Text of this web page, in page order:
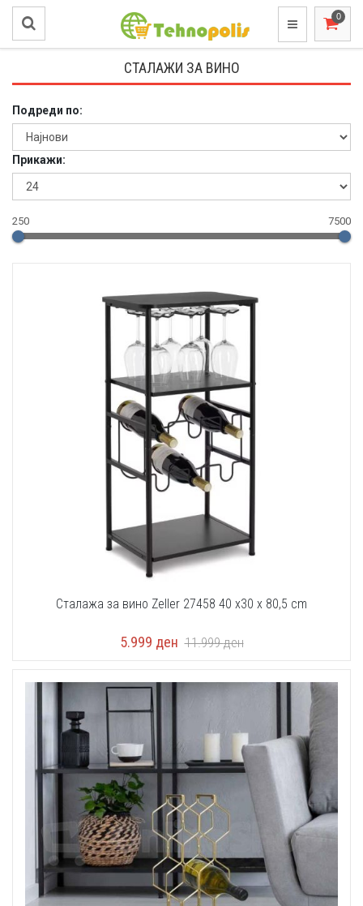
СТАЛАЖИ ЗА ВИНО
Подреди по:
Прикажи:
250 7500
Сталажа за вино Zeller 27458 40 x30 x 80,5 cm
5.999 ден 11.999ден